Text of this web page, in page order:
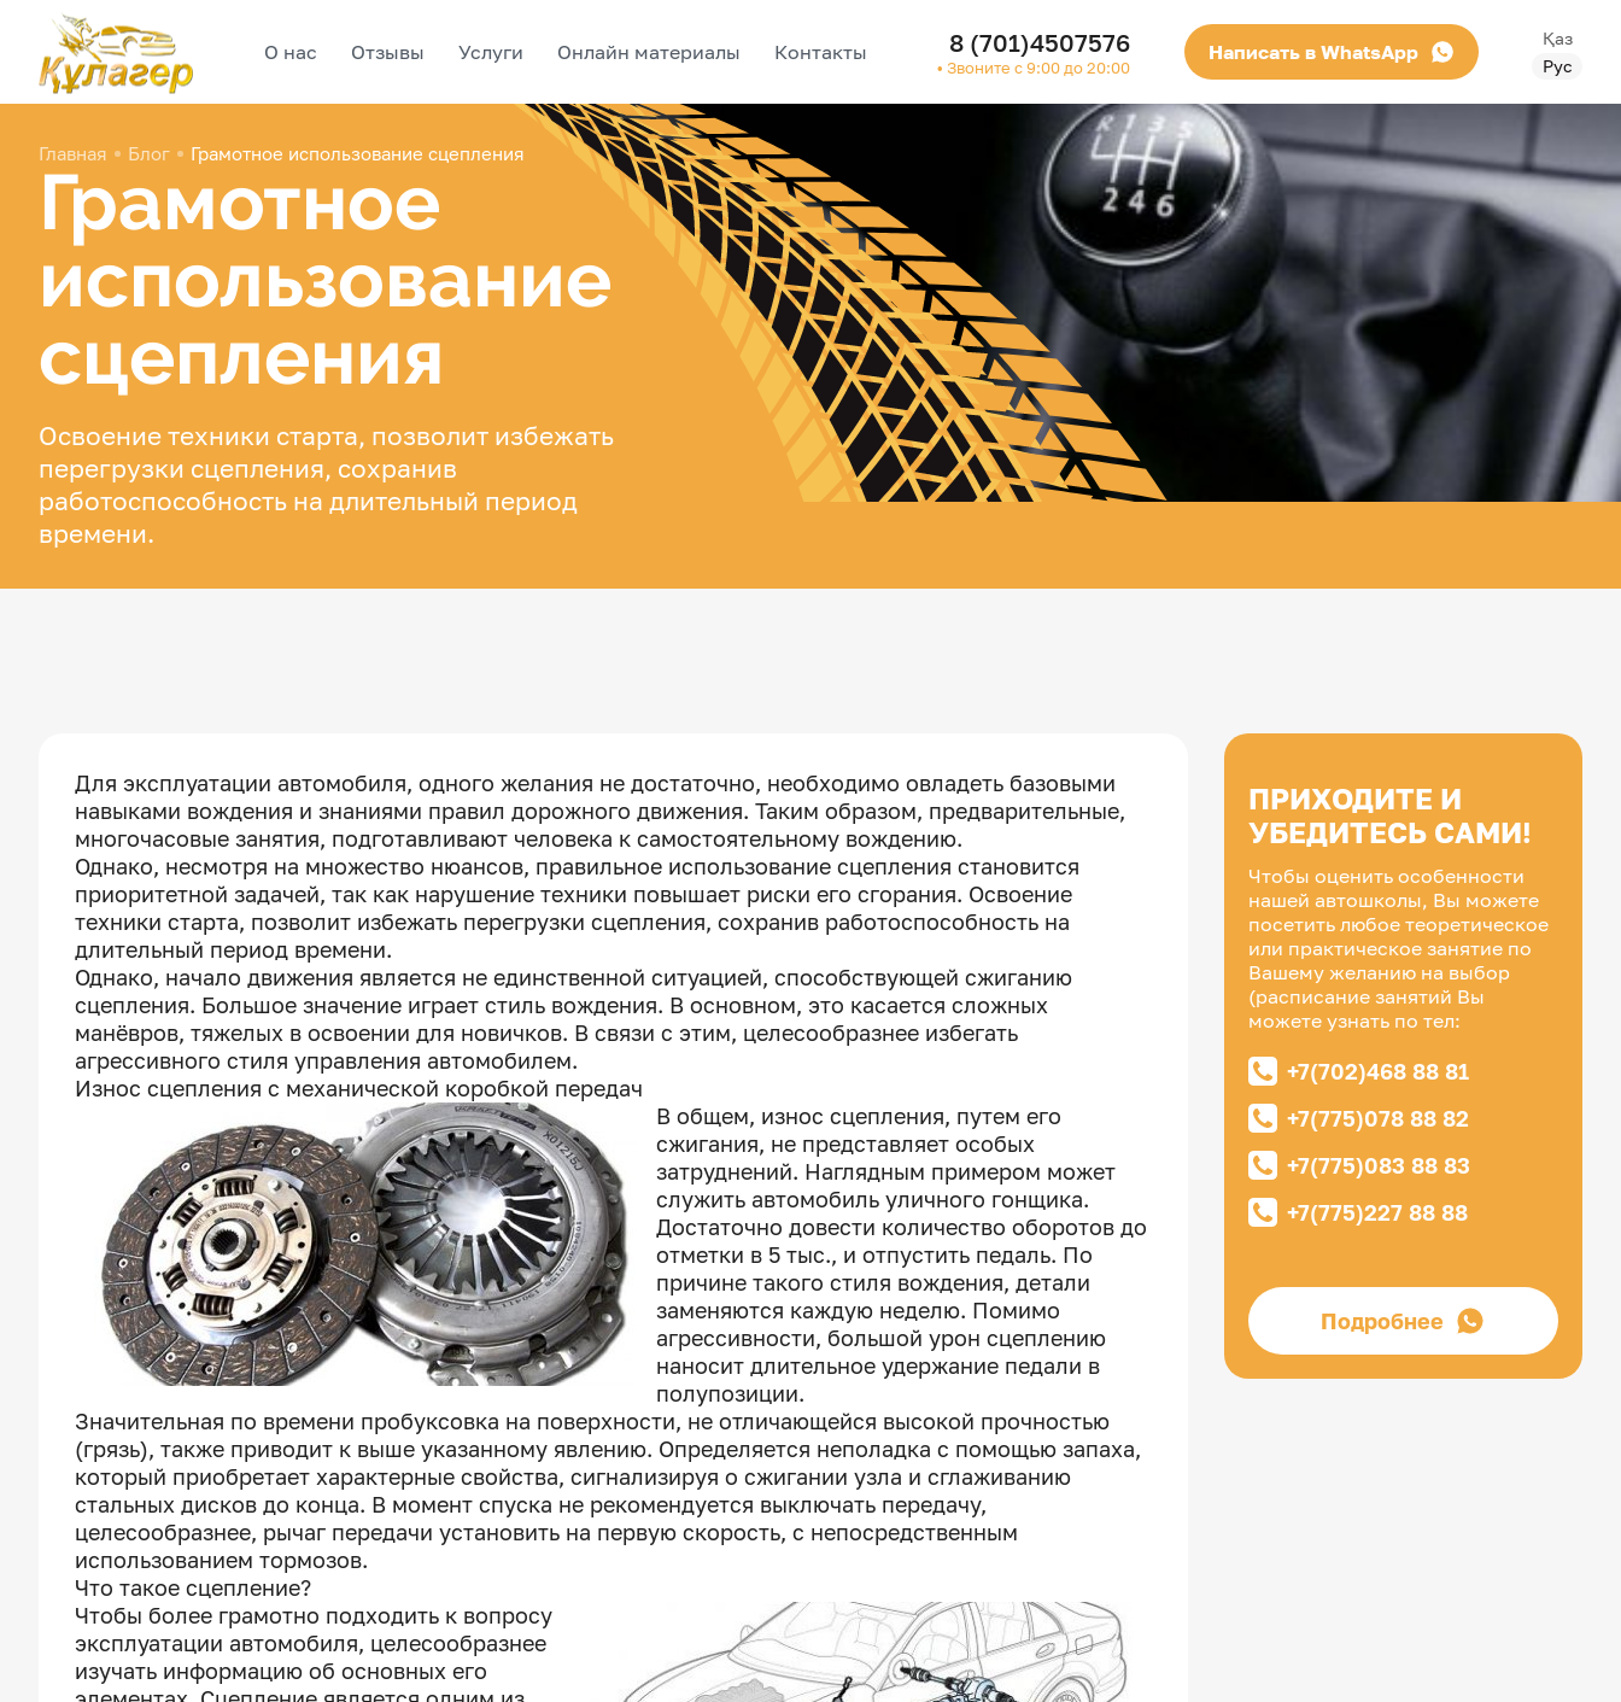
О нас Отзывы Услуги Онлайн материалы Контакты 8 (701)4507576
• Звоните с 9:00 до 20:00
Написать в WhatsApp
Қаз
Рус
Главная Блог Грамотное использование сцепления
Грамотное
использование
сцепления
Освоение техники старта, позволит избежать
перегрузки сцепления, сохранив
работоспособность на длительный период
времени.
Для эксплуатации автомобиля, одного желания не достаточно, необходимо овладеть базовыми
навыками вождения и знаниями правил дорожного движения. Таким образом, предварительные,
многочасовые занятия, подготавливают человека к самостоятельному вождению.
Однако, несмотря на множество нюансов, правильное использование сцепления становится
приоритетной задачей, так как нарушение техники повышает риски его сгорания. Освоение
техники старта, позволит избежать перегрузки сцепления, сохранив работоспособность на
длительный период времени.
Однако, начало движения является не единственной ситуацией, способствующей сжиганию
сцепления. Большое значение играет стиль вождения. В основном, это касается сложных
манёвров, тяжелых в освоении для новичков. В связи с этим, целесообразнее избегать
агрессивного стиля управления автомобилем.
Износ сцепления с механической коробкой передач
В общем, износ сцепления, путем его
сжигания, не представляет особых
затруднений. Наглядным примером может
служить автомобиль уличного гонщика.
Достаточно довести количество оборотов до
отметки в 5 тыс., и отпустить педаль. По
причине такого стиля вождения, детали
заменяются каждую неделю. Помимо
агрессивности, большой урон сцеплению
наносит длительное удержание педали в
полупозиции.
Значительная по времени пробуксовка на поверхности, не отличающейся высокой прочностью
(грязь), также приводит к выше указанному явлению. Определяется неполадка с помощью запаха,
который приобретает характерные свойства, сигнализируя о сжигании узла и сглаживанию
стальных дисков до конца. В момент спуска не рекомендуется выключать передачу,
целесообразнее, рычаг передачи установить на первую скорость, с непосредственным
использованием тормозов.
Что такое сцепление?
Чтобы более грамотно подходить к вопросу
эксплуатации автомобиля, целесообразнее
изучать информацию об основных его
ПРИХОДИТЕ И
УБЕДИТЕСЬ САМИ!
Чтобы оценить особенности
нашей автошколы, Вы можете
посетить любое теоретическое
или практическое занятие по
Вашему желанию на выбор
(расписание занятий Вы
можете узнать по тел:
+7(702)468 88 81
+7(775)078 88 82
+7(775)083 88 83
+7(775)227 88 88
Подробнее